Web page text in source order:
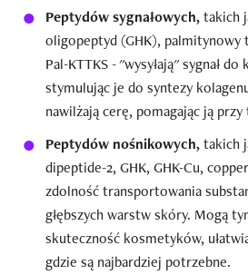
Peptydów sygnałowych,takich
oligopeptyd (GHK), palmitynowy
Pal-KTTKS - "wysyłają" sygnał
stymulując je do syntezy
nawilżają cerę, pomagając ją
Peptydów nośnikowych,takich
dipeptide-2, GHK, GHK-Cu,
zdolność transportowania
głębszych warstw skóry. Mogą
skuteczność kosmetyków,
gdzie są najbardziej potrzebne.